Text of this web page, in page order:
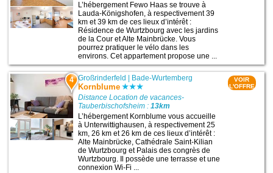
L’hébergement Fewo Haas se trouve à
Lauda-Königshofen, à respectivement 39
km et 39 km de ces lieux d’intérêt :
Résidence de Wurtzbourg avec les jardins
de la Cour et Alte Mainbrücke. Vous
pourrez pratiquer le vélo dans les
environs. Cet appartement propose une ...
4 Großrinderfeld Bade-Wurtemberg
Kornblume
Distance Location de vacances-
Tauberbischofsheim :13km
L’hébergement Kornblume vous accueille
à Unterwittighausen, à respectivement 25
km, 26 km et 26 km de ces lieux d’intérêt :
Alte Mainbrücke, Cathédrale Saint-Kilian
de Wurtzbourg et Palais des congrès de
Wurtzbourg. Il possède une terrasse et une
connexion Wi-Fi ...
VOIR
L'OFFRE